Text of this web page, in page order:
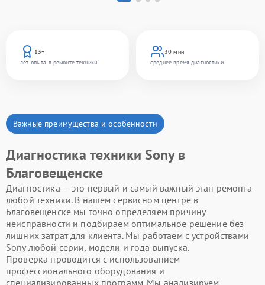
13+
лет опыта в ремонте техники
30 мин
среднее время диагностики
Важные преимущества и особенности
Диагностика техники Sony в
Благовещенске
Диагностика — это первый и самый важный этап ремонта
любой техники. В нашем сервисном центре в
Благовещенске мы точно определяем причину
неисправности и подбираем оптимальное решение без
лишних затрат для клиента. Мы работаем с устройствами
Sony любой серии, модели и года выпуска.
Проверка проводится с использованием
профессионального оборудования и